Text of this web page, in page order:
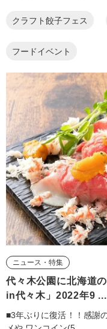
クラフト餃子フェス
フードイベント
ニュース・特集
代々木公園に北海道
in代々木」2022年9 ...
■3年ぶりに復活！！感謝